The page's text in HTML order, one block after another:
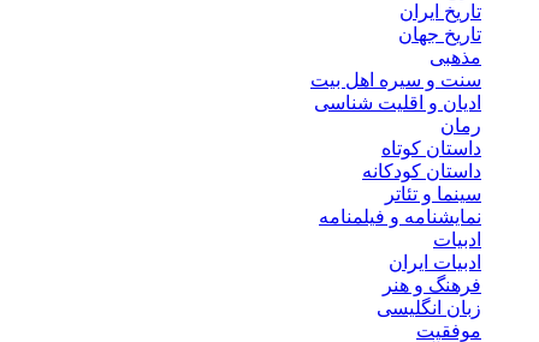
تاریخ ایران
تاریخ جهان
مذهبی
سنت و سیره اهل بیت
ادیان و اقلیت شناسی
رمان
داستان کوتاه
داستان کودکانه
سینما و تئاتر
نمایشنامه و فیلمنامه
ادبیات
ادبیات ایران
فرهنگ و هنر
زبان انگلیسی
موفقیت